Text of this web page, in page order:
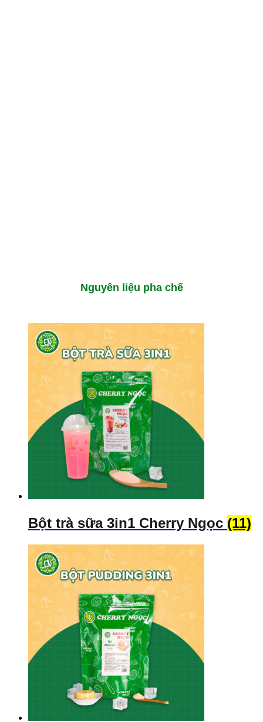
Nguyên liệu pha chế
Bột trà sữa 3in1 Cherry Ngọc (11)